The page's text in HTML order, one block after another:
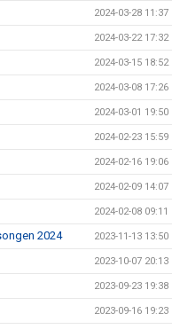
2024-03-28 11:37
2024-03-22 17:32
2024-03-15 18:52
2024-03-08 17:26
2024-03-01 19:50
2024-02-23 15:59
2024-02-16 19:06
2024-02-09 14:07
2024-02-08 09:11
2024 2023-11-13 13:50
2023-10-07 20:13
2023-09-23 19:38
2023-09-16 19:23